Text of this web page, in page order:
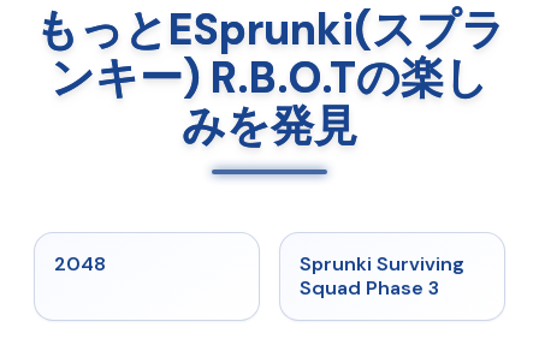
もっとESprunki(スプラ
ンキー) R.B.O.Tの楽し
みを発見
2048 ★ 4.7
Sprunki Surviving
Squad Phase 3